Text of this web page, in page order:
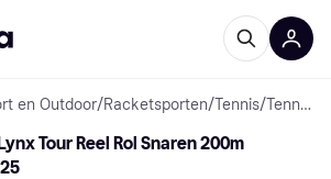
en Outdoor/Racketsporten/Tennis/ Tennisrackets
Tour Reel Rol Snaren 200m